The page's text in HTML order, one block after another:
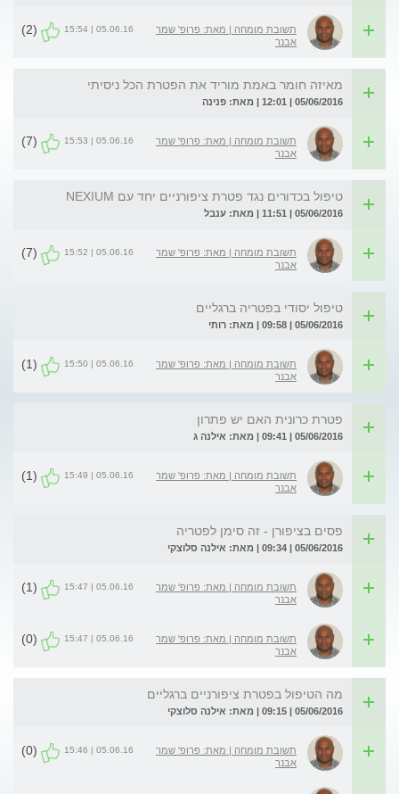
תשובת מומחה | מאת: פרופ' שמר
אבנר
05.06.16 | 15:54
(2)
מאיזה חומר באמת מוריד את הפטרת הכל ניסיתי
05/06/2016 | 12:01 | מאת: פנינה
תשובת מומחה | מאת: פרופ' שמר
אבנר
05.06.16 | 15:53
(7)
טיפול בכדורים נגד פטרת ציפורניים יחד עם NEXIUM
05/06/2016 | 11:51 | מאת: ענבל
תשובת מומחה | מאת: פרופ' שמר
אבנר
05.06.16 | 15:52
(7)
טיפול יסודי בפטריה ברגליים
05/06/2016 | 09:58 | מאת: רותי
תשובת מומחה | מאת: פרופ' שמר
אבנר
05.06.16 | 15:50
(1)
פטרת כרונית האם יש פתרון
05/06/2016 | 09:41 | מאת: אילנה ג
תשובת מומחה | מאת: פרופ' שמר
אבנר
05.06.16 | 15:49
(1)
פסים בציפורן - זה סימן לפטריה
05/06/2016 | 09:34 | מאת: אילנה סלוצקי
תשובת מומחה | מאת: פרופ' שמר
אבנר
05.06.16 | 15:47
(1)
תשובת מומחה | מאת: פרופ' שמר
אבנר
05.06.16 | 15:47
(0)
מה הטיפול בפטרת ציפורניים ברגליים
05/06/2016 | 09:15 | מאת: אילנה סלוצקי
תשובת מומחה | מאת: פרופ' שמר
אבנר
05.06.16 | 15:46
(0)